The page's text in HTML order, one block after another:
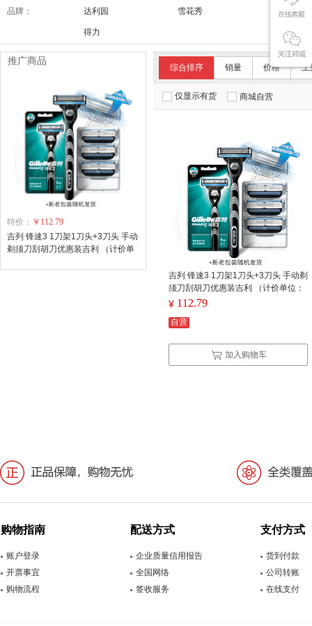
品牌： 达利园 雪花秀 舒适达/
得力
综合排序 销量 价格 上
仅显示有货 商城自营
吉列 锋速3 1刀架1刀头+3刀头 手动剃
须刀刮胡刀优惠装吉利 （计价单位：
个)
¥ 112.79
自营
加入购物车
推广商品
特价： ￥112.79
吉列 锋速3 1刀架1刀头+3刀头 手动
剃须刀刮胡刀优惠装吉利 （计价单
购物指南
账户登录
开票事宜
购物流程
配送方式
企业质量信用报告
全国网络
签收服务
支付方式
货到付款
公司转账
在线支付